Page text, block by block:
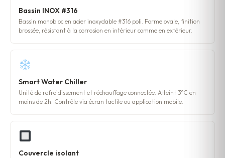
Bassin INOX #316
Bassin monobloc en acier inoxydable #316 poli. Forme ovale, finition
brossée, résistant à la corrosion en intérieur comme en extérieur.
Smart Water Chiller
Unité de refroidissement et réchauffage connectée. Atteint 3°C en
moins de 2h. Contrôle via écran tactile ou application mobile.
Couvercle isolant